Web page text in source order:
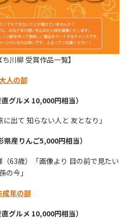
ち川柳 受賞作品一覧】
人の部
グルメ 10,000円相当）
出て 知らない人と 友となり」
産りんご5,000円相当）
63歳）「画像より 目の前で見たい
の今」
成年の部
グルメ 10,000円相当）